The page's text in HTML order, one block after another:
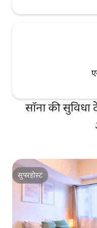
सॉना की सुविधा
सुपरहोस्ट
सुपरहोस्ट